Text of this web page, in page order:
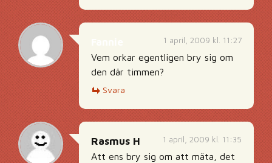
1 april, 2009 kl. 11:27
Vem orkar egentligen bry sig om
den där timmen?
Svara
1 april, 2009 kl. 11:35
Rasmus H
Att ens bry sig om att mäta, det